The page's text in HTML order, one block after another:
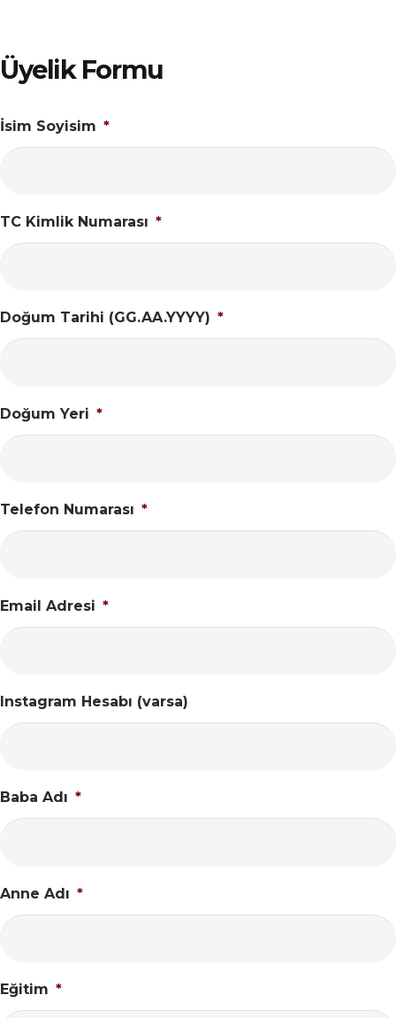
Üyelik Formu
İsim Soyisim *
TC Kimlik Numarası *
Doğum Tarihi (GG.AA.YYYY) *
Doğum Yeri *
Telefon Numarası *
Email Adresi *
Instagram Hesabı (varsa)
Baba Adı *
Anne Adı *
Eğitim *